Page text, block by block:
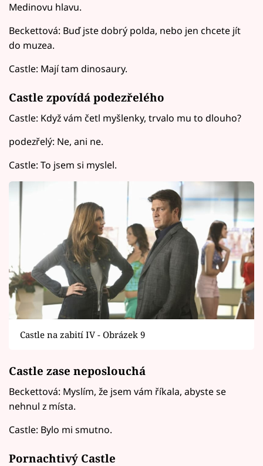
Medinovu hlavu.
Beckettová: Buď jste dobrý polda, nebo jen chcete jít
do muzea.
Castle: Mají tam dinosaury.
Castle zpovídá podezřelého
Castle: Když vám četl myšlenky, trvalo mu to dlouho?
podezřelý: Ne, ani ne.
Castle: To jsem si myslel.
Castle na zabití IV - Obrázek 9
Castle zase neposlouchá
Beckettová: Myslím, že jsem vám říkala, abyste se
nehnul z místa.
Castle: Bylo mi smutno.
Pornachtivý Castle